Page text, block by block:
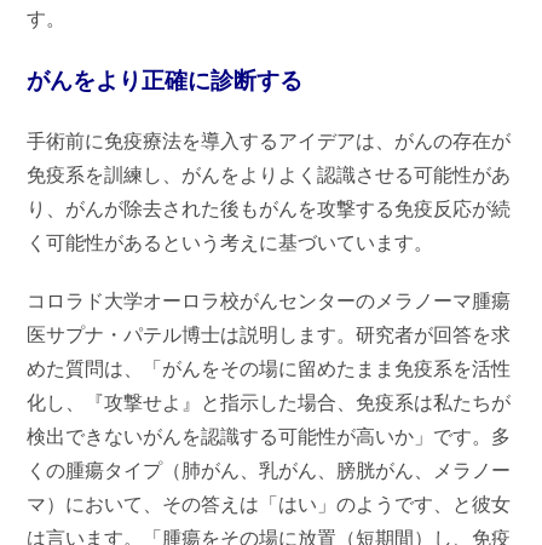
す。
がんをより正確に診断する
手術前に免疫療法を導入するアイデアは、がんの存在が
免疫系を訓練し、がんをよりよく認識させる可能性があ
り、がんが除去された後もがんを攻撃する免疫反応が続
く可能性があるという考えに基づいています。
コロラド大学オーロラ校がんセンターのメラノーマ腫瘍
医サプナ・パテル博士は説明します。研究者が回答を求
めた質問は、「がんをその場に留めたまま免疫系を活性
化し、『攻撃せよ』と指示した場合、免疫系は私たちが
検出できないがんを認識する可能性が高いか」です。多
くの腫瘍タイプ（肺がん、乳がん、膀胱がん、メラノー
マ）において、その答えは「はい」のようです、と彼女
は言います。「腫瘍をその場に放置（短期間）し、免疫